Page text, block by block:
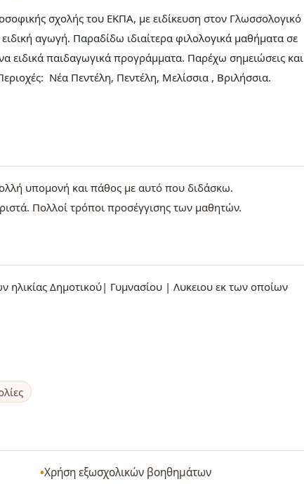
σχολής του ΕΚΠΑ, με ειδίκευση στον Γλωσσολογικό
αγωγή. Παραδίδω ιδιαίτερα φιλολογικά μαθήματα σε
ειδικά παιδαγωγικά προγράμματα. Παρέχω σημειώσεις και
Νέα Πεντέλη, Πεντέλη, Μελίσσια , Βριλήσσια.
υπομονή και πάθος με αυτό που διδάσκω.
Πολλοί τρόποι προσέγγισης των μαθητών.
ηλικίας Δημοτικού| Γυμνασίου | Λυκειου εκ των οποίων
Χρήση εξωσχολικών βοηθημάτων